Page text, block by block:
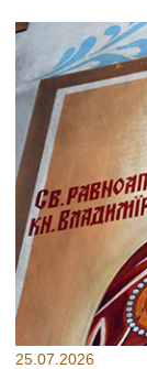
25.07.2026